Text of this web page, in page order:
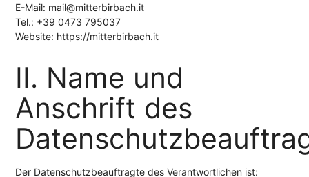
E-Mail: mail@mitterbirbach.it
Tel.: +39 0473 795037
Website: https://mitterbirbach.it
II. Name und
Anschrift des
Der Datenschutzbeauftragte des Verantwortlichen ist: